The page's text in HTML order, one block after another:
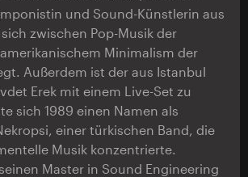
und Sound-Künstlerin aus
zwischen Pop-Musik der
Minimalism der
Außerdem ist der aus Istanbul
Erek mit einem Live-Set zu
sich 1989 einen Namen als
einer türkischen Band, die
Musik konzentrierte.
Master in Sound Engineering